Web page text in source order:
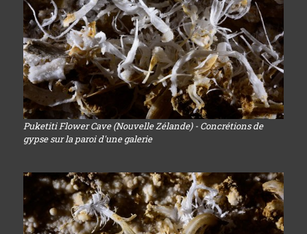
Puketiti Flower Cave (Nouvelle Zélande) - Concrétions de
gypse sur la paroi d'une galerie